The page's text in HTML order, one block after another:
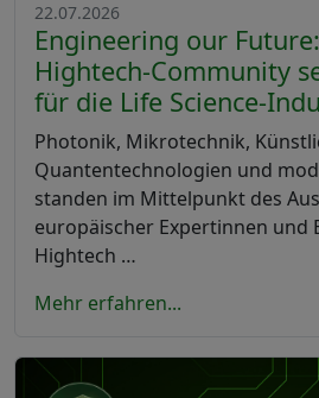
22.07.2026
Engineering our
Hightech-Community
für die Life Science-
Photonik, Mikrotechnik,
Quantentechnologien und
standen im Mittelpunkt des
europäischer Expertinnen und
Hightech …
Mehr erfahren...